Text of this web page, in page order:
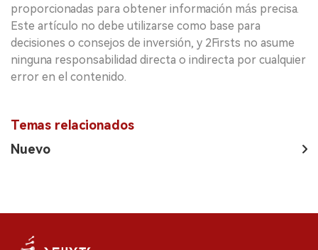
proporcionadas para obtener información más precisa.
Este artículo no debe utilizarse como base para
decisiones o consejos de inversión, y 2Firsts no asume
ninguna responsabilidad directa o indirecta por cualquier
error en el contenido.
Temas relacionados
Nuevo